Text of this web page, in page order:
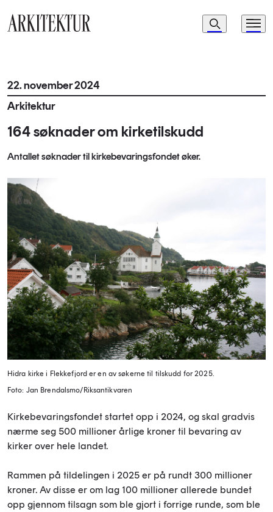
Navigasjon
Søk Meny
22. november 2024
Arkitektur
164 søknader om kirketilskudd
Antallet søknader til kirkebevaringsfondet øker.
Hidra kirke i Flekkefjord er en av søkerne til tilskudd for 2025.
Foto: Jan Brendalsmo/Riksantikvaren
Kirkebevaringsfondet startet opp i 2024, og skal gradvis
nærme seg 500 millioner årlige kroner til bevaring av
kirker over hele landet.
Rammen på tildelingen i 2025 er på rundt 300 millioner
kroner. Av disse er om lag 100 millioner allerede bundet
opp gjennom tilsagn som ble gjort i forrige runde, som ble